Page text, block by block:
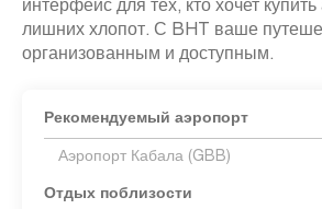
интерфейс для тех, кто хочет
лишних хлопот. С BHT ваше
организованным и доступным.
Рекомендуемый аэропорт
Аэропорт Кабала (GBB)
Отдых поблизости